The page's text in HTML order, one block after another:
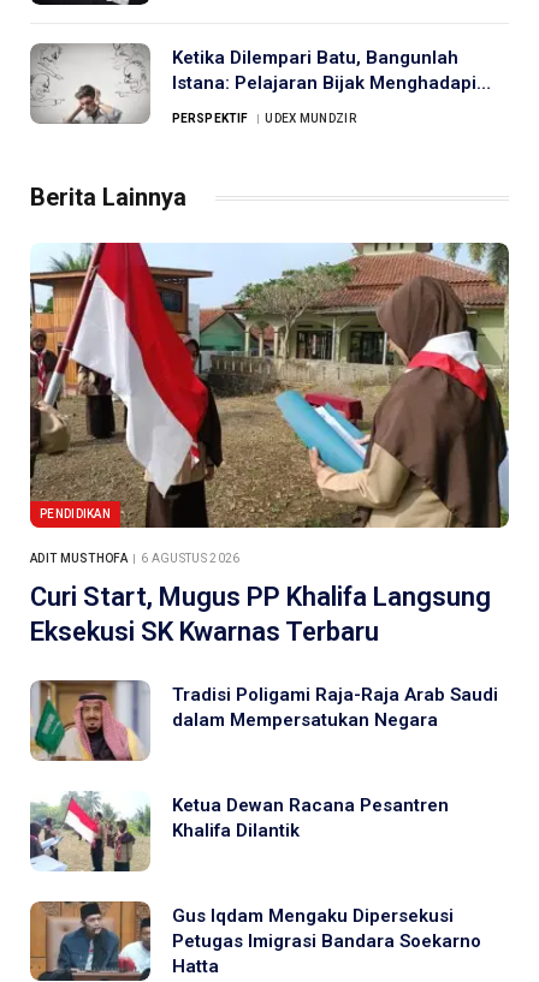
Ketika Dilempari Batu, Bangunlah
Istana: Pelajaran Bijak Menghadapi
Kritik
PERSPEKTIF UDEX MUNDZIR
Berita Lainnya
PENDIDIKAN
ADIT MUSTHOFA 6 AGUSTUS 2026
Curi Start, Mugus PP Khalifa Langsung
Eksekusi SK Kwarnas Terbaru
Tradisi Poligami Raja-Raja Arab Saudi
dalam Mempersatukan Negara
Ketua Dewan Racana Pesantren
Khalifa Dilantik
Gus Iqdam Mengaku Dipersekusi
Petugas Imigrasi Bandara Soekarno
Hatta